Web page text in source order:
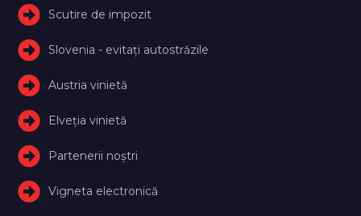
Scutire de impozit
Slovenia - evitați autostrăzile
Austria vinietă
Elveţia vinietă
Partenerii noștri
Vigneta electronică